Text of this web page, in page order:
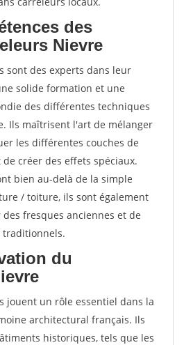
des
Nievre
sont des experts dans leur
solide formation et une
des différentes techniques
Ils maîtrisent l'art de mélanger
les différentes couches de
créer des effets spéciaux.
bien au-delà de la simple
/ toiture, ils sont également
fresques anciennes et de
du
jouent un rôle essentiel dans la
architectural français. Ils
historiques, tels que les